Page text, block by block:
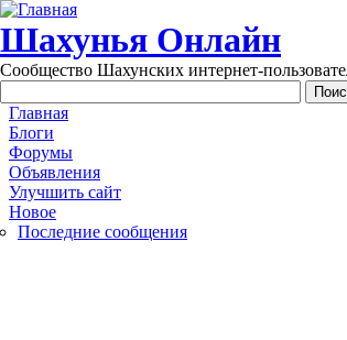
Перейти к основному содержанию
Шахунья Онлайн
Сообщество Шахунских интернет-
Main menu
Главная
Блоги
Форумы
Объявления
Улучшить сайт
Новое
Последние сообщения